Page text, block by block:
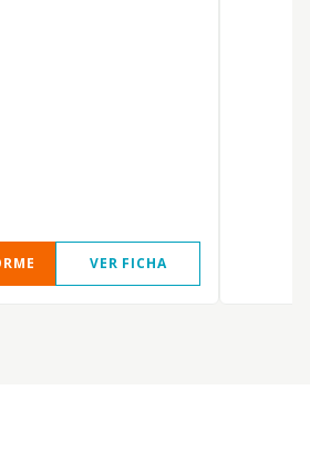
VER FICHA